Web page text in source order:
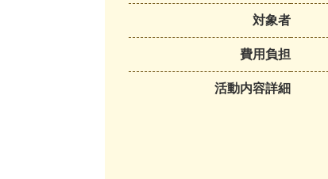
対象者
費用負担
活動内容詳細